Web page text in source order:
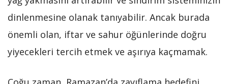
dinlenmesine olanak tanıyabilir. Ancak burada
önemli olan, iftar ve sahur öğünlerinde doğru
yiyecekleri tercih etmek ve aşırıya kaçmamak.